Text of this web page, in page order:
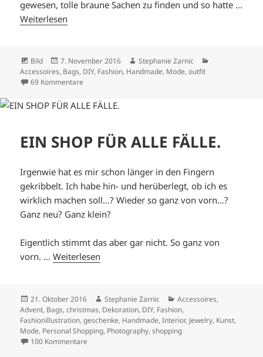
gewesen, tolle braune Sachen zu finden und so hatte …
Weiterlesen
Format
Bild
Veröffentlicht
am
7. November 2016 Autor
Stephanie Zarnic
Accessoires, Bags, DIY, Fashion, Handmade, Mode,outfit
69 Kommentare
EIN SHOP FÜR ALLE FÄLLE.
Irgenwie hat es mir schon länger in den Fingern
gekribbelt. Ich habe hin- und herüberlegt, ob ich es
wirklich machen soll…? Wieder so ganz von vorn…?
Ganz neu? Ganz klein?
Eigentlich stimmt das aber gar nicht. So ganz von
vorn. …Weiterlesen
Veröffentlicht
am
21. Oktober 2016 Autor
Stephanie Zarnic Kategorien
Accessoires,
Advent, Bags,christmas, Dekoration, DIY, Fashion,
Fashionillustration,geschenke, Handmade,Interior, Jewelry, Kunst,
Mode, Personal Shopping, Photography,shopping
100 Kommentare